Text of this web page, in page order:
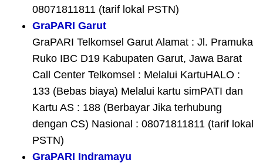
08071811811 (tarif lokal PSTN)
GraPARI Garut
GraPARI Telkomsel Garut Alamat : Jl. Pramuka
Ruko IBC D19 Kabupaten Garut, Jawa Barat
Call Center Telkomsel : Melalui KartuHALO :
133 (Bebas biaya) Melalui kartu simPATI dan
Kartu AS : 188 (Berbayar Jika terhubung
dengan CS) Nasional : 08071811811 (tarif lokal
PSTN)
GraPARI Indramayu